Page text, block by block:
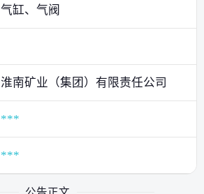
气缸、气阀
淮南矿业（集团）有限责任公司
***
***